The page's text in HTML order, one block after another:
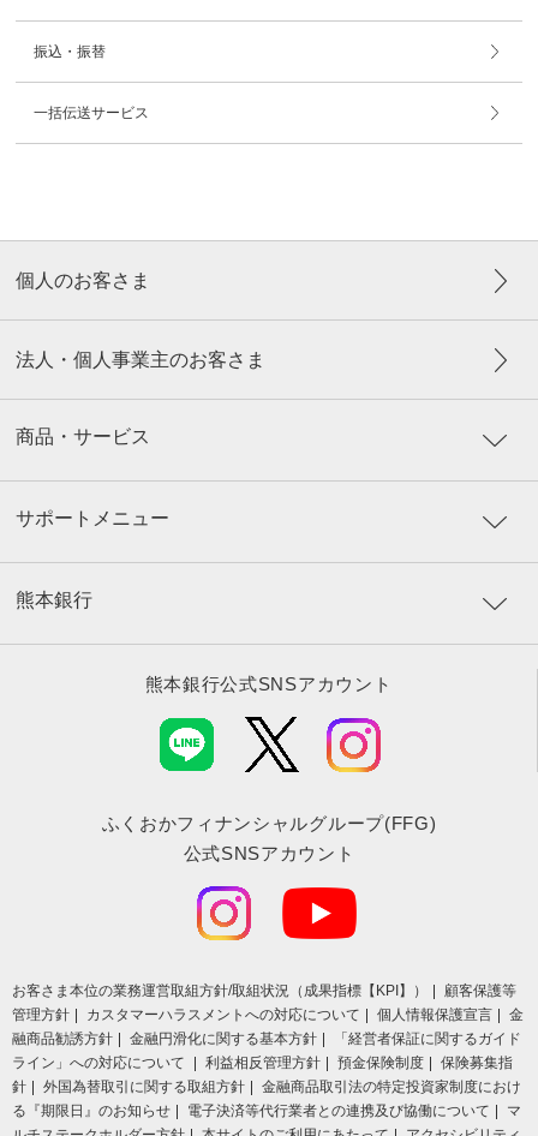
振込・振替
一括伝送サービス
個人のお客さま
法人・個人事業主のお客さま
商品・サービス
サポートメニュー
熊本銀行
熊本銀行公式SNSアカウント
ふくおかフィナンシャルグループ(FFG)
公式SNSアカウント
お客さま本位の業務運営取組⽅針/取組状況（成果指標【KPI】）
顧客保護等
管理方針
カスタマーハラスメントへの対応について 個人情報保護宣言
金
融商品勧誘方針
金融円滑化に関する基本方針
「経営者保証に関するガイド
ライン」への対応について
利益相反管理方針 預金保険制度
保険募集指
針
外国為替取引に関する取組方針
金融商品取引法の特定投資家制度におけ
る『期限日』のお知らせ
電子決済等代行業者との連携及び協働について
マ